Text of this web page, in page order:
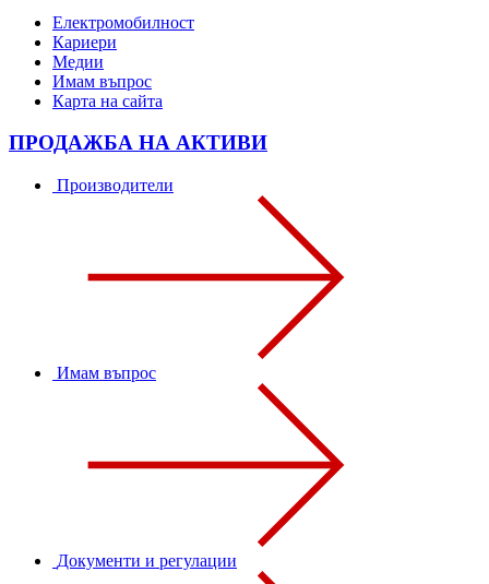
Електромобилност
Кариери
Медии
Имам въпрос
Карта на сайта
ПРОДАЖБА НА АКТИВИ
Производители
Имам въпрос
Документи и регулации